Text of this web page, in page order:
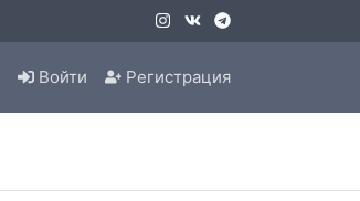
Войти Регистрация